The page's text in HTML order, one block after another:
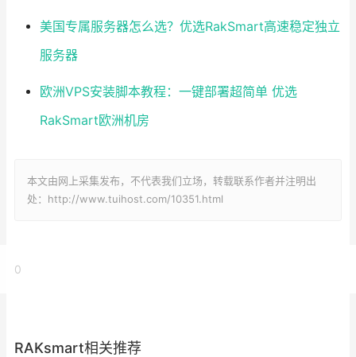
美国专属服务器怎么选？优选RakSmart高速稳定独立
服务器
欧洲VPS安装脚本教程：一键部署超简单 优选
RakSmart欧洲机房
本文由网上采集发布，不代表我们立场，转载联系作者并注明出
处：http://www.tuihost.com/10351.html
0
RAKsmart相关推荐